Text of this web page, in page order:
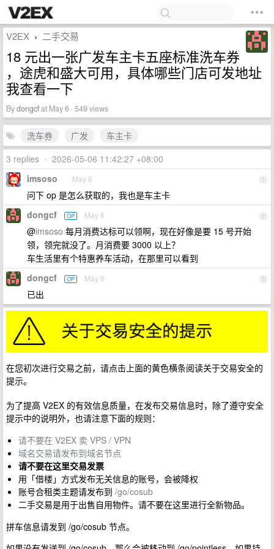
V2EX › 二手交易
18 元出一张广发车主卡五座标准洗车券
，途虎和盛大可用，具体哪些门店可发地址
我查看一下
Bydongcfat May 6 · 549 views
洗车券 广发
车主卡
3 replies • 2026-05-06 11:42:27 +08:00
1
imsoso May 6
问下 op 是怎么获取的，我也是车主卡
2
dongcf OP May 6
@imsoso 每月消费达标可以领啊，现在好像是要 15 号开始
领，领完就没了。月消费要 3000 以上？
车生活里有个特惠养车活动，在那里可以看到
3
dongcf OP May 6
已出
在您初次进行交易之前，请点击上面的黄色横条阅读关于交易安全的
提示。
为了提高 V2EX 的有效信息质量，在发布交易信息时，除了遵守安全
提示中的说明外，也请注意下面的规则：
请不要在 V2EX 卖 VPS / VPN
域名交易请发布到域名节点
请不要在这里交易发票
用「借楼」方式发布无关信息的账号，会被降权
账号合租类主题请发布到 /go/cosub
二手交易是用于出售自用物件。请不要在这里进行全新物品。
拼车信息请发到 /go/cosub 节点。